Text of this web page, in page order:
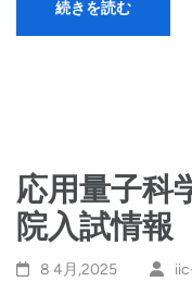
続きを読む
応用量子
院入試情報
8 4月,2025